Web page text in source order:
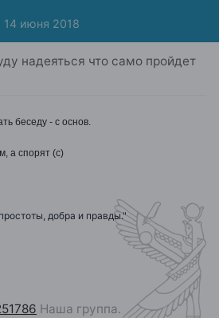
14 июня 2018
надеяться что само пройдет
беседу - с основ.
а спорят (с)
добра и правды."
Наша группа.